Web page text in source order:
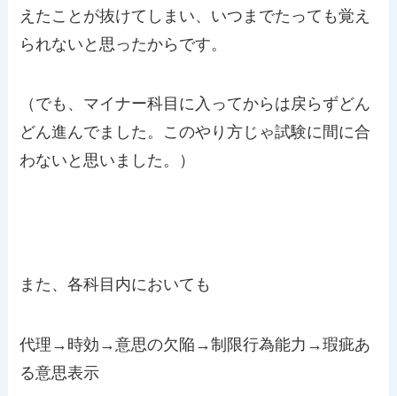
えたことが抜けてしまい、いつまでたっても覚え
られないと思ったからです。
（でも、マイナー科目に入ってからは戻らずどん
どん進んでました。このやり方じゃ試験に間に合
わないと思いました。）
また、各科目内においても
代理→時効→意思の欠陥→制限行為能力→瑕疵あ
る意思表示